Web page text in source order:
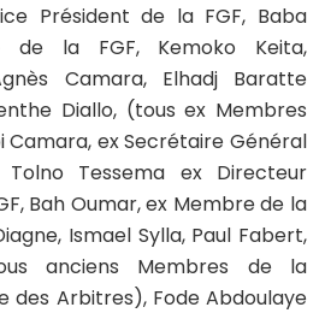
Président de la FGF, Baba
de la FGF, Kemoko Keita,
Camara, Elhadj Baratte
Diallo, (tous ex Membres
Camara, ex Secrétaire Général
Tessema ex Directeur
Bah Oumar, ex Membre de la
Ismael Sylla, Paul Fabert,
anciens Membres de la
des Arbitres), Fode Abdoulaye